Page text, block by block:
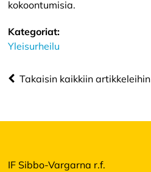
k
e
v
ä
t
e
kokoontumisia.
Kategoriat:
Yleisurheilu
Takaisin kaikkiin artikkeleihin
IF Sibbo-Vargarna r.f.